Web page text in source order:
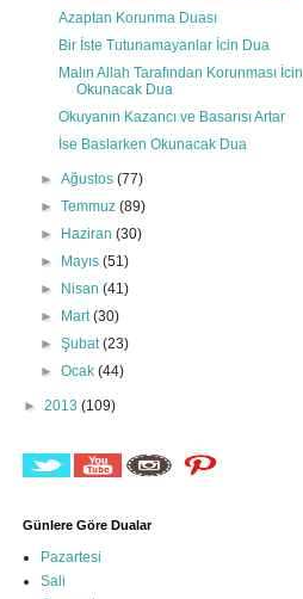
Azaptan Korunma Duası
Bir İste Tutunamayanlar İcin Dua
Malın Allah Tarafından Korunması İcin
Okunacak Dua
Okuyanın Kazancı ve Basarısı Artar
İse Baslarken Okunacak Dua
►Ağustos(77)
►Temmuz(89)
►
Haziran(30)
►
Mayıs(51)
►
Nisan(41)
►
Mart(30)
►Şubat(23)
►Ocak(44)
► 2013 (109)
Günlere Göre Dualar
Pazartesi
Sali